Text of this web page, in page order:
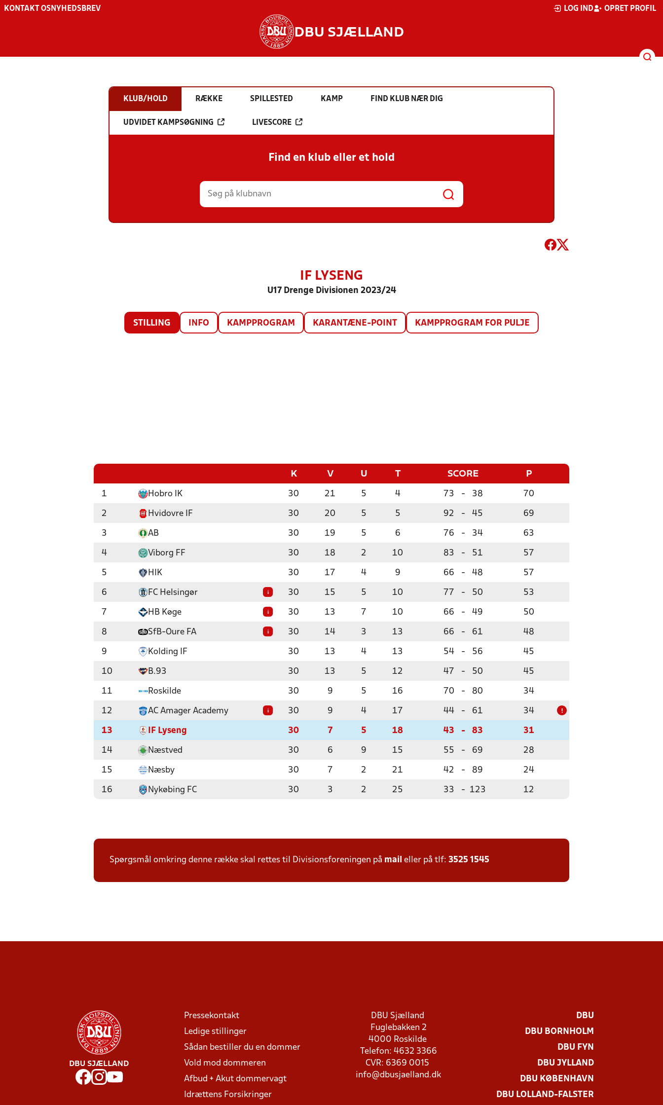
KONTAKT OS NYHEDSBREV LOG IND OPRET PROFIL
DBU SJÆLLAND
KLUB/HOLD RÆKKE SPILLESTED KAMP FIND KLUB NÆR DIG
UDVIDET KAMPSØGNING LIVESCORE
Find en klub eller et hold
IF LYSENG
U17 Drenge Divisionen 2023/24
STILLING INFO KAMPPROGRAM KARANTÆNE-POINT KAMPPROGRAM FOR PULJE
K V U T SCORE P
1 Hobro IK 30 21 5 4 73 - 38 70
2 Hvidovre IF 30 20 5 5 92 - 45 69
3 AB 30 19 5 6 76 - 34 63
4 Viborg FF 30 18 2 10 83 - 51 57
5 HIK 30 17 4 9 66 - 48 57
6 FC Helsingør i 30 15 5 10 77 - 50 53
7 HB Køge i 30 13 7 10 66 - 49 50
8 SfB-Oure FA i 30 14 3 13 66 - 61 48
9 Kolding IF 30 13 4 13 54 - 56 45
10 B.93 30 13 5 12 47 - 50 45
11 Roskilde 30 9 5 16 70 - 80 34
12 AC Amager Academy i 30 9 4 17 44 - 61 34 !
13 IF Lyseng 30 7 5 18 43 - 83 31
14 Næstved 30 6 9 15 55 - 69 28
15 Næsby 30 7 2 21 42 - 89 24
16 Nykøbing FC 30 3 2 25 33 - 123 12
Spørgsmål omkring denne række skal rettes til Divisionsforeningen på mail eller på tlf: 3525 1545
DBU SJÆLLAND
Pressekontakt
Ledige stillinger
Sådan bestiller du en dommer
Vold mod dommeren
Afbud + Akut dommervagt
Idrættens Forsikringer
DBU Sjælland
Fuglebakken 2
4000 Roskilde
Telefon: 4632 3366
CVR: 6369 0015
info@dbusjaelland.dk
DBU
DBU BORNHOLM
DBU FYN
DBU JYLLAND
DBU KØBENHAVN
DBU LOLLAND-FALSTER